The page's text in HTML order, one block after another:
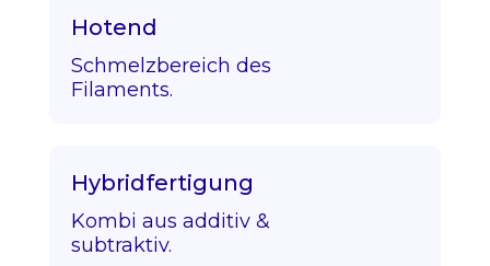
Hotend
Schmelzbereich des
Filaments.
Hybridfertigung
Kombi aus additiv &
subtraktiv.